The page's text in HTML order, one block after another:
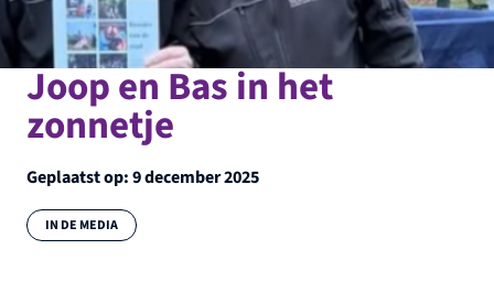
Joop en Bas in het
zonnetje
Geplaatst op:9 december 2025
Categorie:
IN DE MEDIA